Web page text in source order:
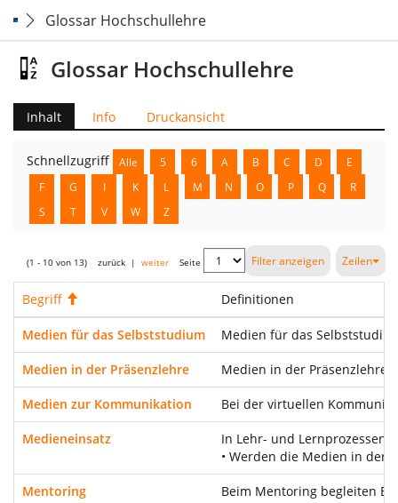
Glossar Hochschullehre
Glossar Hochschullehre
Inhalt Info Druckansicht
Schnellzugriff Alle 5 6 A B C D
E
F
G I K L M N O P Q
R
S
T V W Z
(1 - 10 von 13) zurück | weiter Seite Filter anzeigen Zeilen
Begriff Definitionen
Medien für das Selbststudium Medien für das
Medien in der Präsenzlehre Medien in der Präsenzlehre
Medien zur Kommunikation Bei der virtuellen
Medieneinsatz
In Lehr- und Lernprozessen
• Werden die Medien in der
Mentoring Beim Mentoring begleiten